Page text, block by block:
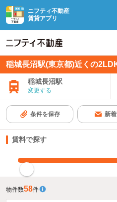
ニフティ不動産
賃貸アプリ
稲城長沼駅(東京都)近くの
稲城長沼駅
変更する
条件を保存 新
賃料で探す
物件数58件